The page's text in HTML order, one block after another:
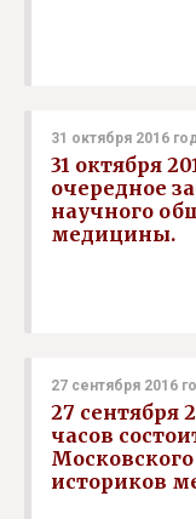
31 октября 2016
31 октября
очередное
научного
медицины.
27 сентября 2016
27 сентября
часов
историков